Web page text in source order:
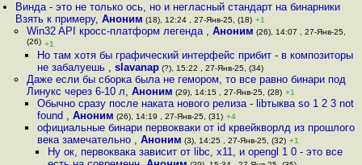
Винда - это не только ось, но и негласный стандарт на бинарники
Взять к примеру,Аноним (18), 12:24 , 27-Янв-25, (18) +1
Win32 API кросс-платформ легенда , Аноним (26), 14:07 , 27-Янв-25,
(26) +1
Но там хотя бы графический интерфейс прибит - в композиторы
не забалуешь , slavanap(?), 15:22 , 27-Янв-25, (34)
Даже если бы сборка была не гемором, то все равно бинари под
Линукс через 6-10 л, Аноним (29), 14:15 , 27-Янв-25, (28) +1
Обычно сразу после наката нового релиза - libтыква so 1 2 3 not
found , Аноним (26), 14:19 , 27-Янв-25, (31) +4
официальные бинари первокваки от id крвейкворлд из прошлого
века замечательно , Аноним (3), 14:25 , 27-Янв-25, (32) +1
Ну ок, первоквака зависит от libc, x11, и opengl 1 0 - это все